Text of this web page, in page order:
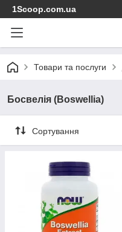
1Scoop.com.ua
Товари та послуги
Босвелія (Boswellia)
Сортування